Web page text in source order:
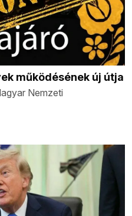
működésének új útja
Nemzeti